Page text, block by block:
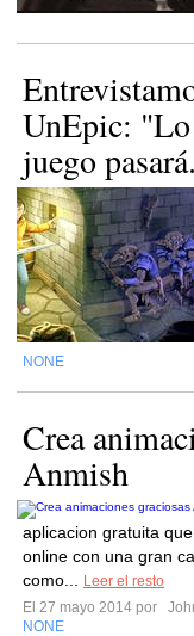
UnEpic: "Lo
juego
NONE
Crea
Anmish
aplicacion gratuita
online con una gran
como...
Leer el resto
El 27 mayo 2014 por
NONE